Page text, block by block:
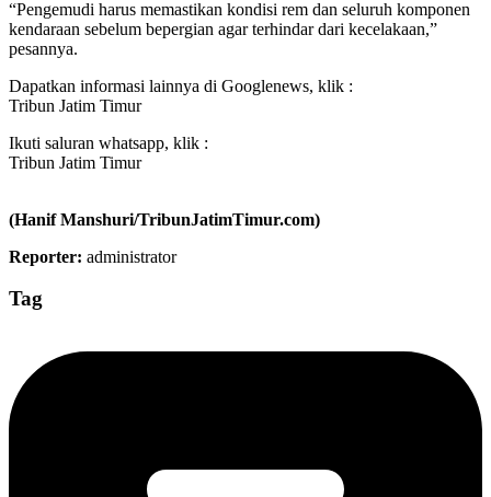
“Pengemudi harus memastikan kondisi rem dan seluruh komponen
kendaraan sebelum bepergian agar terhindar dari kecelakaan,”
pesannya.
Dapatkan informasi lainnya di Googlenews, klik :
Tribun Jatim Timur
Ikuti saluran whatsapp, klik :
Tribun Jatim Timur
(Hanif Manshuri/TribunJatimTimur.com)
Reporter: administrator
Tag